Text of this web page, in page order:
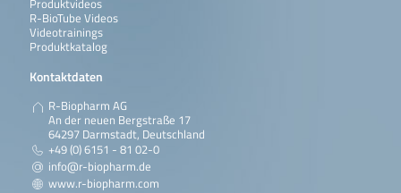
Produktvideos
R-BioTube Videos
Videotrainings
Produktkatalog
Kontaktdaten
R-Biopharm AG
An der neuen Bergstraße 17
64297 Darmstadt, Deutschland
+49 (0) 6151 - 81 02-0
info@r-biopharm.de
www.r-biopharm.com